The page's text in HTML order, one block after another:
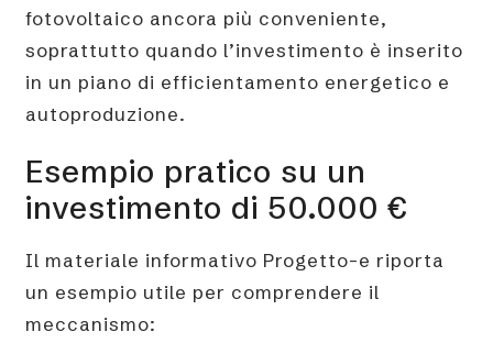
fotovoltaico ancora più conveniente,
soprattutto quando l’investimento è inserito
in un piano di efficientamento energetico e
autoproduzione.
Esempio pratico su un
investimento di 50.000 €
Il materiale informativo Progetto-e riporta
un esempio utile per comprendere il
meccanismo: